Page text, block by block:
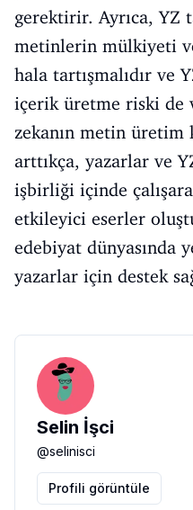
gerektirir. Ayrıca, YZ
metinlerin mülkiyeti
hala tartışmalıdır ve
içerik üretme riski de
zekanın metin üretim
arttıkça, yazarlar ve
işbirliği içinde
etkileyici eserler
edebiyat dünyasında
yazarlar için destek
Selin İşci
@selinisci
Profili görüntüle